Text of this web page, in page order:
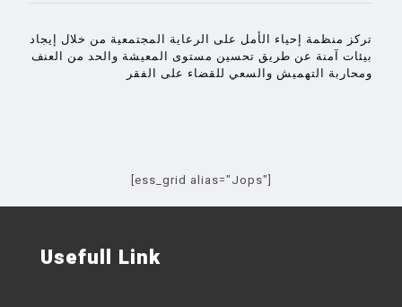
تركز منظمة إحياء الأمل على الرعاية المجتمعية من خلال إيجاد
بيئات آمنة عن طريق تحسين مستوى المعيشة والحد من العنف
ومحاربة التهميش والسعي للقضاء على الفقر
[ess_grid alias="Jops"]
Usefull Link